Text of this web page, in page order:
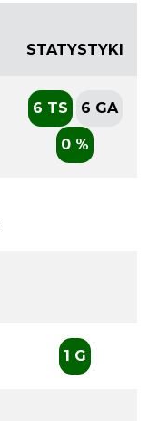
STATYSTYKI
6 TS 6 GA
0 %
1 G